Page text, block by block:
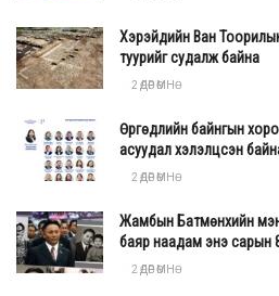
Гэтэл энд цагаан дээр хараар
байна. Үүнд ямар нэгэн тайлбар
хэн ч хэлж болно, харин түүнд
нь энэ бол баримт гэдэг
хэрэгждэг зүйл биш. Тиймээс
Тиймээс Т.Даваадалайгаас
хариуцлага хүлээх ёстой. Учир
Хэрэйдийн Ван
туурийг судалж байна
2 ӨДӨР ӨМНӨ
Өргөдлийн байнгын
асуудал хэлэлцсэн
2 ӨДӨР ӨМНӨ
Жамбын Батмөнхийн
баяр наадам энэ сарын
2 ӨДӨР ӨМНӨ